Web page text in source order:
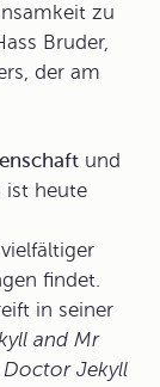
zu
Bruder,
der am
und
ist heute
findet.
in seiner
and Mr
Doctor Jekyll